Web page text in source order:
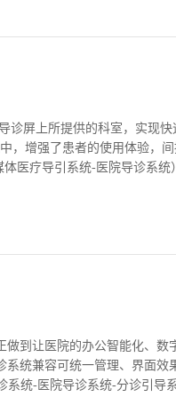
诊屏上所提供的科室，实现快
，增强了患者的使用体验，
医疗导引系统-医院导诊系统
到让医院的办公智能化、数
统兼容可统一管理、界面效
统-医院导诊系统-分诊引导